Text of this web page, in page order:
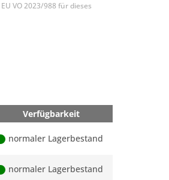
VO 2023/988 für dieses
Verfügbarkeit
normaler Lagerbestand
normaler Lagerbestand